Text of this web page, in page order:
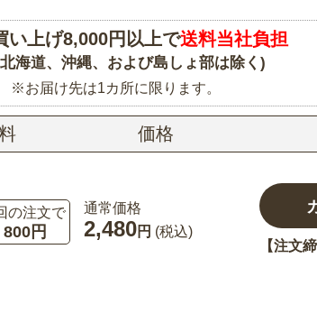
い上げ8,000円以上で送料当社負担
海道、沖縄、および島しょ部は除く)
※お届け先は1カ所に限ります。
価格
の注文で
800円
通常価格
2,480円 (税込)
【注文